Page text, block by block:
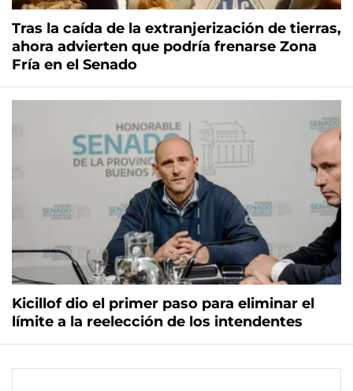
Tras la caída de la extranjerización de tierras,
ahora advierten que podría frenarse Zona
Fría en el Senado
Kicillof dio el primer paso para eliminar el
límite a la reelección de los intendentes